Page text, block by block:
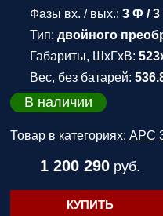
Фазы вх. / вых.: 3 Ф /
Тип: двойного
Габариты, ШхГхВ:
Вес, без батарей:
В наличии
Товар в категориях: APC
1 200 290руб.
КУПИТЬ